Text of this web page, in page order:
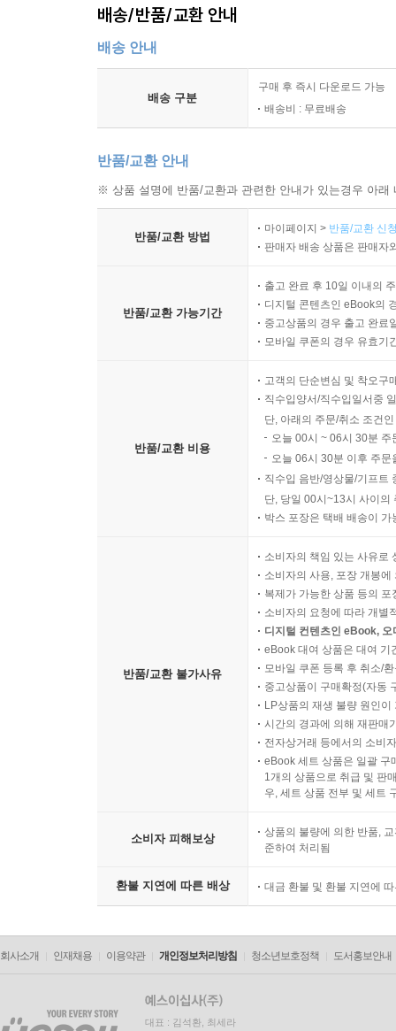
배송/반품/교환 안내
배송 안내
배송 구분
구매 후 즉시 다운로드 가능
배송비 : 무료배송
반품/교환 안내
※ 상품 설명에 반품/교환과 관련한 안내가 있는경우 아
반품/교환 방법
마이페이지 > 반품/교환 신
판매자 배송 상품은 판매자
반품/교환 가능기간
출고 완료 후 10일 이내의
디지털 콘텐츠인 eBook의
중고상품의 경우 출고 완료
모바일 쿠폰의 경우 유효기
반품/교환 비용
고객의 단순변심 및 착오구
직수입양서/직수입일서중
단, 아래의 주문/취소 조건
오늘 00시 ~ 06시 30분
오늘 06시 30분 이후 주
직수입 음반/영상물/기프트
단, 당일 00시~13시 사이의
박스 포장은 택배 배송이
반품/교환 불가사유
소비자의 책임 있는 사유로
소비자의 사용, 포장 개봉
복제가 가능한 상품 등의
소비자의 요청에 따라 개별
디지털 컨텐츠인 eBook,
eBook 대여 상품은 대여 기
모바일 쿠폰 등록 후 취소/
중고상품이 구매확정(자동
LP상품의 재생 불량 원인
시간의 경과에 의해 재판매
전자상거래 등에서의 소비
eBook 세트 상품은 일괄 구
1개의 상품으로 취급 및 판
우, 세트 상품 전부 및 세트
소비자 피해보상
상품의 불량에 의한 반품,
준하여 처리됨
환불 지연에 따른 배상 대금 환불 및 환불 지연에
회사소개 인재채용 이용약관 개인정보처리방침 청소년보호정책 도서홍보안내
대표 : 김석환, 최세라